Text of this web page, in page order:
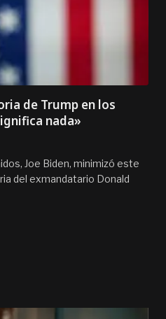
de Trump en los
nada»
Joe Biden, minimizó este
del exmandatario Donald